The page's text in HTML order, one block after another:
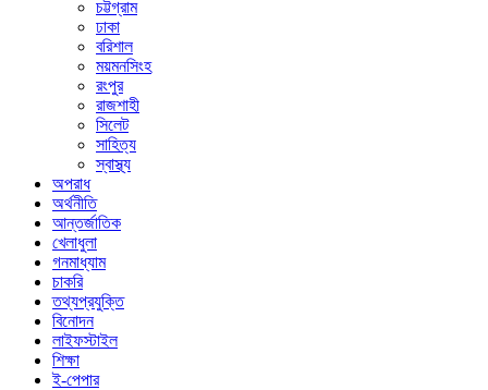
চট্টগ্রাম
ঢাকা
বরিশাল
ময়মনসিংহ
রংপুর
রাজশাহী
সিলেট
সাহিত্য
স্বাস্থ্য
অপরাধ
অর্থনীতি
আন্তর্জাতিক
খেলাধুলা
গনমাধ্যাম
চাকরি
তথ্যপ্রযুক্তি
বিনোদন
লাইফস্টাইল
শিক্ষা
ই-পেপার